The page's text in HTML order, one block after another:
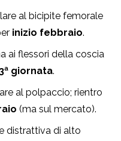
al bicipite femorale
inizio febbraio.
ai flessori della coscia
giornata.
al polpaccio; rientro
(ma sul mercato).
distrattiva di alto